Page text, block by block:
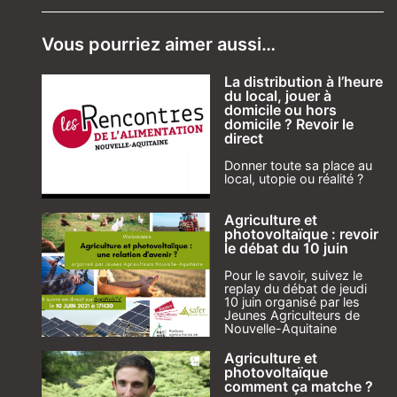
Vous pourriez aimer aussi…
La distribution à l’heure
du local, jouer à
domicile ou hors
domicile ? Revoir le
direct
Donner toute sa place au
local, utopie ou réalité ?​
Agriculture et
photovoltaïque : revoir
le débat du 10 juin
Pour le savoir, suivez le
replay du débat de jeudi
10 juin organisé par les
Jeunes Agriculteurs de
Nouvelle-Aquitaine
Agriculture et
photovoltaïque
comment ça matche ?